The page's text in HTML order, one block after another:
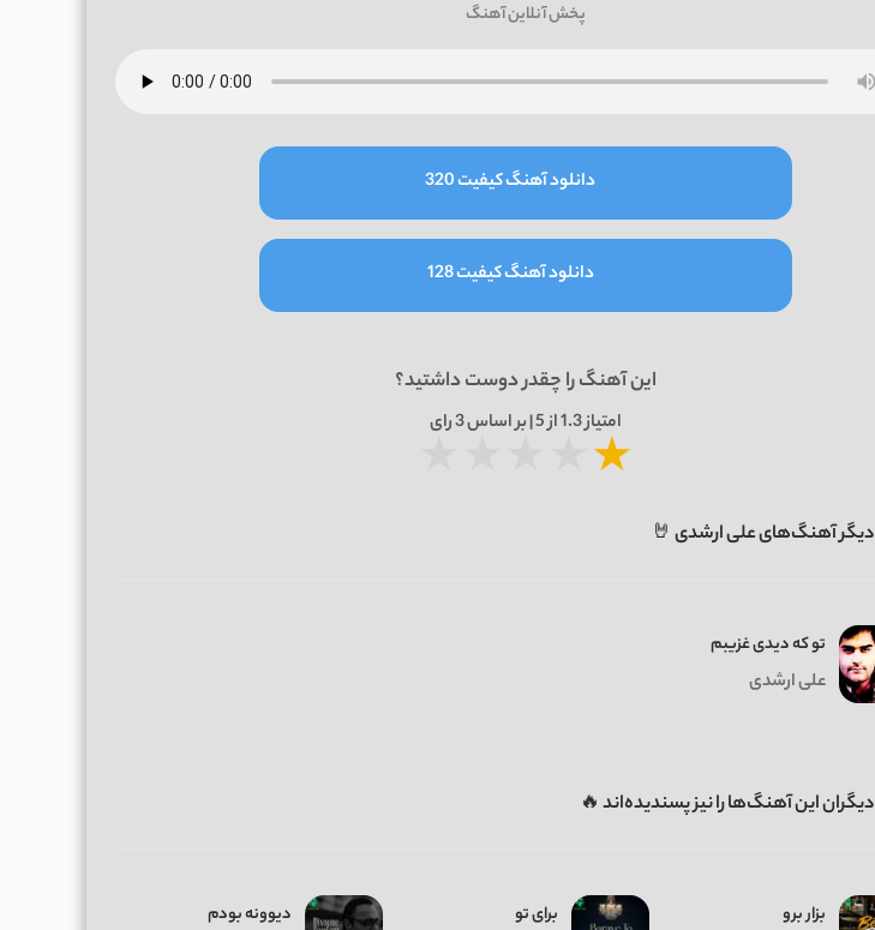
پخش آنلاین آهنگ
دانلود آهنگ کیفیت 320
دانلود آهنگ کیفیت 128
این آهنگ را چقدر دوست داشتید؟
امتیاز1.3از 5 | بر اساس 3رای
★
دیگر آهنگ‌های علی ارشدی 🤘
تو که دیدی غزیبم
علی ارشدی
دیگران این آهنگ‌ها را نیز پسندیده‌اند 🔥
بزار برو برای تو دیوونه بودم